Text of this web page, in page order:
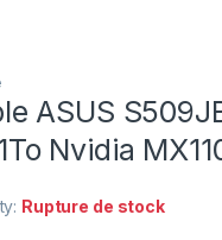
ASUS
Nvidia
Rupture de stock